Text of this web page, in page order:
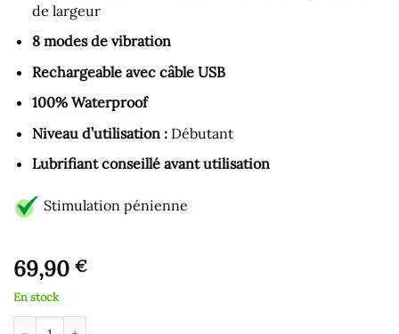
de largeur
8 modes de vibration
Rechargeable avec câble USB
100% Waterproof
Niveau d’utilisation :Débutant
Lubrifiant conseillé avant utilisation
Stimulation pénienne
69,90 €
En stock
quantité de Pocket Pussy - Centurion